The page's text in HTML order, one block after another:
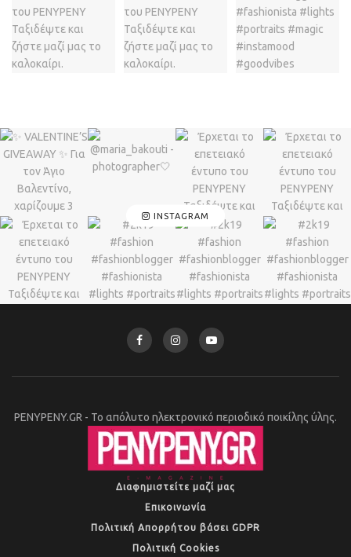
INSTAGRAM
PENYPENY.GR - Το απόλυτο ηλεκτρονικό περιοδικό ποικίλης ύλης.
Διαφημιστείτε μαζί μας
Επικοινωνία
Πολιτική Απορρήτου βάσει GDPR
Πολιτική Cookies